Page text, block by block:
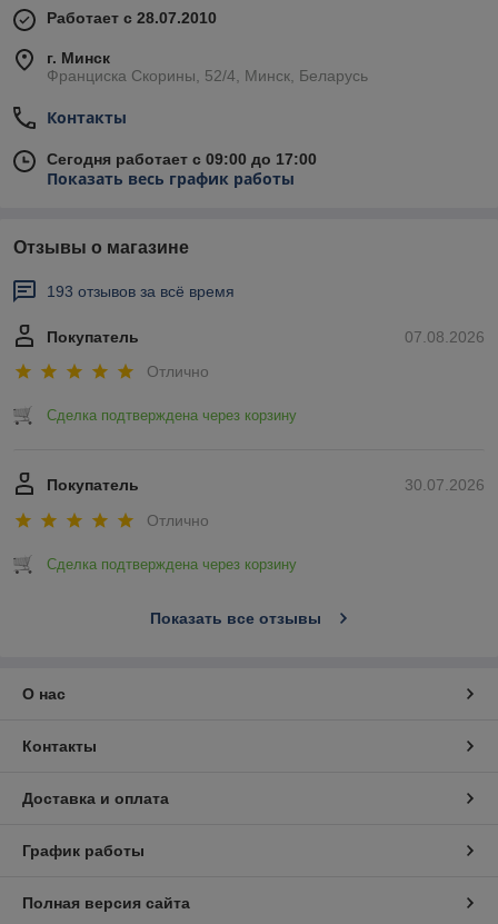
Работает с 28.07.2010
г. Минск
Франциска Скорины, 52/4, Минск, Беларусь
Контакты
Сегодня работает с 09:00 до 17:00
Показать весь график работы
Отзывы о магазине
193 отзывов за всё время
07.08.2026
Покупатель
Отлично
Сделка подтверждена через корзину
30.07.2026
Покупатель
Отлично
Сделка подтверждена через корзину
Показать все отзывы
О нас
Контакты
Доставка и оплата
График работы
Полная версия сайта